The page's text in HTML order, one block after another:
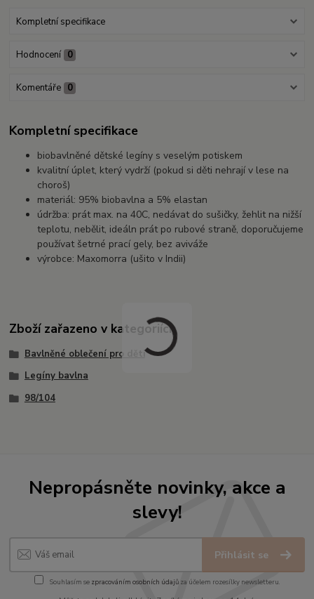
Kompletní specifikace
Hodnocení 0
Komentáře 0
Kompletní specifikace
biobavlněné dětské legíny s veselým potiskem
kvalitní úplet, který vydrží (pokud si děti nehrají v lese na
choroš)
materiál: 95% biobavlna a 5% elastan
údržba: prát max. na 40C, nedávat do sušičky, žehlit na nižší
teplotu, nebělit, ideáln prát po rubové straně, doporučujeme
používat šetrné prací gely, bez aviváže
výrobce: Maxomorra (ušito v Indii)
Zboží zařazeno v kategoriích
Bavlněné oblečení pro děti
Legíny bavlna
98/104
Nepropásněte novinky, akce a
slevy!
Přihlásit se
Souhlasím se zpracováním osobních údajůza účelem rozesílky newsletteru.